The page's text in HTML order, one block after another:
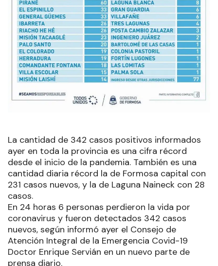
La cantidad de 342 casos positivos informados
ayer en toda la provincia es una cifra récord
desde el inicio de la pandemia. También es una
cantidad diaria récord la de Formosa capital con
231 casos nuevos, y la de Laguna Naineck con 28
casos.
En 24 horas 6 personas perdieron la vida por
coronavirus y fueron detectados 342 casos
nuevos, según informó ayer el Consejo de
Atención Integral de la Emergencia Covid-19
Doctor Enrique Servián en un nuevo parte de
prensa diario.